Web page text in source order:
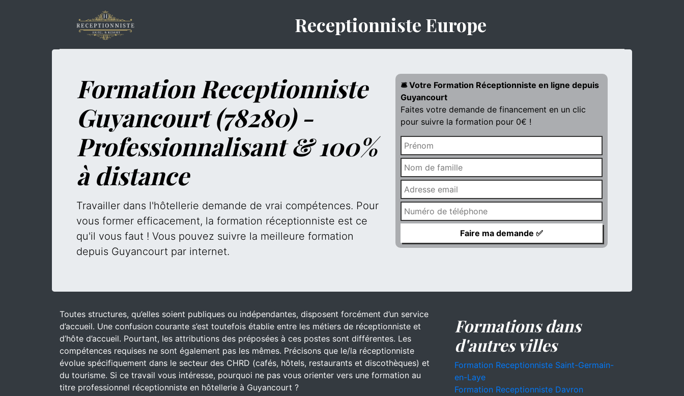
Receptionniste Europe
Formation Receptionniste
Guyancourt (78280) -
Professionnalisant & 100%
à distance
Travailler dans l'hôtellerie demande de vrai compétences. Pour
vous former efficacement, la formation réceptionniste est ce
qu'il vous faut ! Vous pouvez suivre la meilleure formation
depuis Guyancourt par internet.
🛎️ Votre Formation Réceptionniste en ligne depuis
Guyancourt
Faites votre demande de financement en un clic
pour suivre la formation pour 0€ !
Toutes structures, qu’elles soient publiques ou indépendantes, disposent forcément d’un service
d’accueil. Une confusion courante s’est toutefois établie entre les métiers de réceptionniste et
d’hôte d’accueil. Pourtant, les attributions des préposées à ces postes sont différentes. Les
compétences requises ne sont également pas les mêmes. Précisons que le/la réceptionniste
évolue spécifiquement dans le secteur des CHRD (cafés, hôtels, restaurants et discothèques) et
du tourisme. Si ce travail vous intéresse, pourquoi ne pas vous orienter vers une formation au
titre professionnel réceptionniste en hôtellerie à Guyancourt ?
Formations dans
d'autres villes
Formation Receptionniste Saint-Germain-
en-Laye
Formation Receptionniste Davron